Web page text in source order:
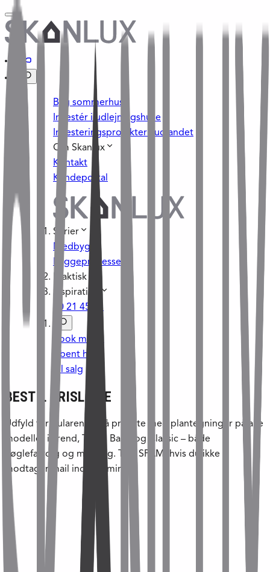
Byg sommerhus
Investér i udlejningshuse
Investeringsprojekter i udlandet
Om Skanlux
Kontakt
Kundeportal
Serier
Medbyg
Byggeprocessen
Praktisk
Inspiration
70 21 45 21
Book møde
Åbent hus
Til salg
BESTIL PRISLISTE
Udfyld formularen og få prisliste med plantegninger på alle
modeller i Trend, Trend Basic og Classic – både
nøglefærdig og medbyg. Tjek SPAM, hvis du ikke
modtager mail inden 5 min.